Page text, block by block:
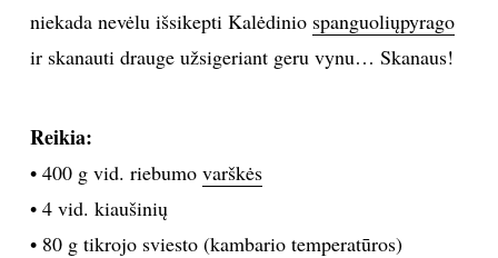
LAISVALAIKIS
MUZIKA
TEATRAS
niekada nevėlu išsikepti Kalėdinio spanguoliųpyrago
ir skanauti drauge užsigeriant geru vynu… Skanaus!
Reikia:
• 400 g vid. riebumo varškės
• 4 vid. kiaušinių
• 80 g tikrojo sviesto (kambario temperatūros)